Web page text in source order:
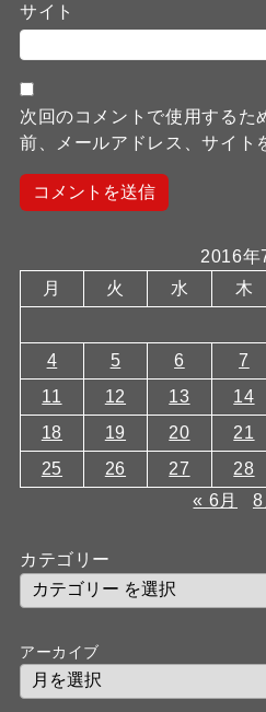
サイト
次回のコメントで使用するた
前、メールアドレス、サイト
2016年
月
火 水 木
4
5 6 7
11
12 13 14
18
19 20 21
25
26 27 28
« 6月
8
カテゴリー
アーカイブ